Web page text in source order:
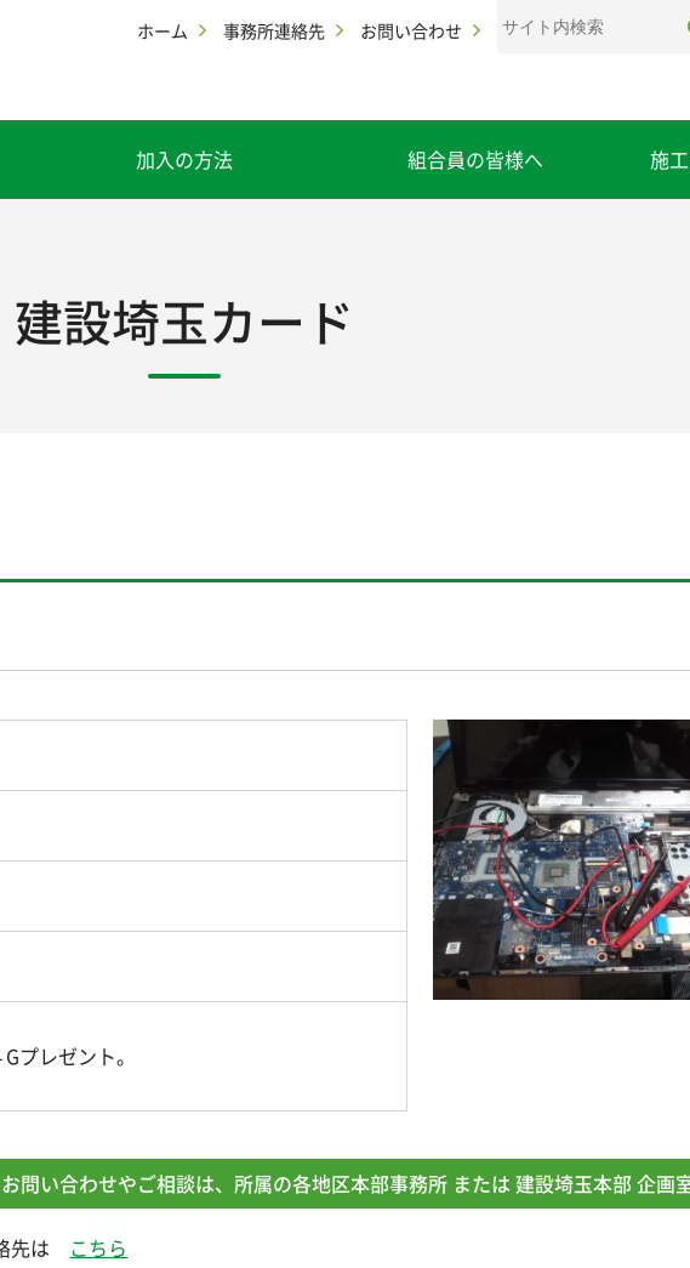
ホーム 事務所連絡先 お問い合わせ
加入の方法 組合員の皆様へ 施
建設埼玉カード
プレゼント。
問い合わせやご相談は、所属の各地区本部事務所 または 建設埼玉本部 企画
先は こちら